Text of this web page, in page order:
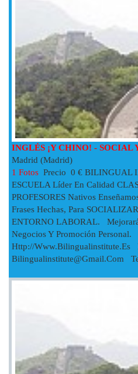
INGLÉS ¡Y CHINO! - SOCIAL
Madrid (Madrid)
1 Fotos Precio 0 € BILINGUAL
ESCUELA Líder En Calidad
PROFESORES Nativos
Frases Hechas, Para
ENTORNO LABORAL.
Negocios Y Promoción
Http://www.bilingualinstitute.es
Bilingualinstitute@gmail.com